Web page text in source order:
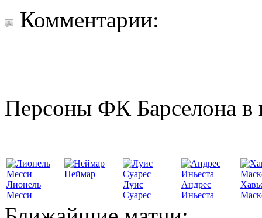
Комментарии:
Персоны ФК Барселона в
Лионель
Месси
Неймар
Луис
Суарес
Андрес
Иньеста